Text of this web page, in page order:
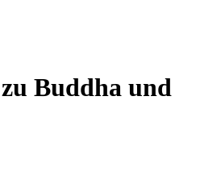
Buddha und